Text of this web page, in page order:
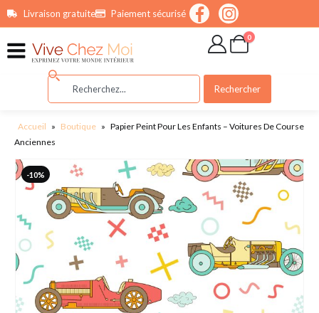
principalLivraison gratuite Paiement sécurisé
0
Rechercher
Accueil » Boutique » Papier Peint Pour Les Enfants – Voitures De Course
Anciennes
-10%